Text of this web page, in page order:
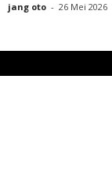
jang oto - 26 Mei 2026